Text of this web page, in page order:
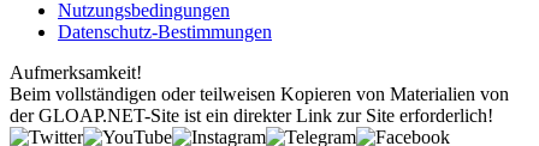
Nutzungsbedingungen
Datenschutz-Bestimmungen
Aufmerksamkeit!
Beim vollständigen oder teilweisen Kopieren von Materialien von
der GLOAP.NET-Site ist ein direkter Link zur Site erforderlich!